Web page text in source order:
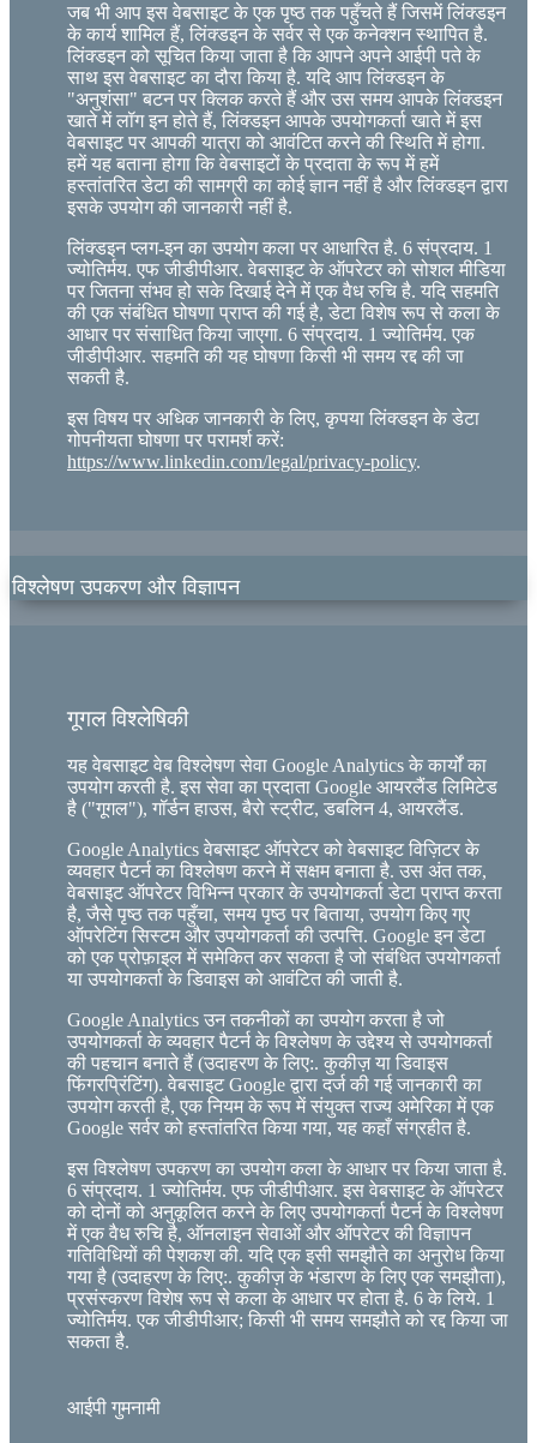
जब भी आप इस वेबसाइट के एक पृष्ठ तक पहुँचते हैं जिसमें लिंक्डइन
के कार्य शामिल हैं, लिंक्डइन के सर्वर से एक कनेक्शन स्थापित है.
लिंक्डइन को सूचित किया जाता है कि आपने अपने आईपी पते के
साथ इस वेबसाइट का दौरा किया है. यदि आप लिंक्डइन के
"अनुशंसा" बटन पर क्लिक करते हैं और उस समय आपके लिंक्डइन
खाते में लॉग इन होते हैं, लिंक्डइन आपके उपयोगकर्ता खाते में इस
वेबसाइट पर आपकी यात्रा को आवंटित करने की स्थिति में होगा.
हमें यह बताना होगा कि वेबसाइटों के प्रदाता के रूप में हमें
हस्तांतरित डेटा की सामग्री का कोई ज्ञान नहीं है और लिंक्डइन द्वारा
इसके उपयोग की जानकारी नहीं है.
लिंक्डइन प्लग-इन का उपयोग कला पर आधारित है. 6 संप्रदाय. 1
ज्योतिर्मय. एफ जीडीपीआर. वेबसाइट के ऑपरेटर को सोशल मीडिया
पर जितना संभव हो सके दिखाई देने में एक वैध रुचि है. यदि सहमति
की एक संबंधित घोषणा प्राप्त की गई है, डेटा विशेष रूप से कला के
आधार पर संसाधित किया जाएगा. 6 संप्रदाय. 1 ज्योतिर्मय. एक
जीडीपीआर. सहमति की यह घोषणा किसी भी समय रद्द की जा
सकती है.
इस विषय पर अधिक जानकारी के लिए, कृपया लिंक्डइन के डेटा
गोपनीयता घोषणा पर परामर्श करें:
https://www.linkedin.com/legal/privacy-policy.
विश्लेषण उपकरण और विज्ञापन
गूगल विश्लेषिकी
यह वेबसाइट वेब विश्लेषण सेवा Google Analytics के कार्यों का
उपयोग करती है. इस सेवा का प्रदाता Google आयरलैंड लिमिटेड
है ("गूगल"), गॉर्डन हाउस, बैरो स्ट्रीट, डबलिन 4, आयरलैंड.
Google Analytics वेबसाइट ऑपरेटर को वेबसाइट विज़िटर के
व्यवहार पैटर्न का विश्लेषण करने में सक्षम बनाता है. उस अंत तक,
वेबसाइट ऑपरेटर विभिन्न प्रकार के उपयोगकर्ता डेटा प्राप्त करता
है, जैसे पृष्ठ तक पहुँचा, समय पृष्ठ पर बिताया, उपयोग किए गए
ऑपरेटिंग सिस्टम और उपयोगकर्ता की उत्पत्ति. Google इन डेटा
को एक प्रोफ़ाइल में समेकित कर सकता है जो संबंधित उपयोगकर्ता
या उपयोगकर्ता के डिवाइस को आवंटित की जाती है.
Google Analytics उन तकनीकों का उपयोग करता है जो
उपयोगकर्ता के व्यवहार पैटर्न के विश्लेषण के उद्देश्य से उपयोगकर्ता
की पहचान बनाते हैं (उदाहरण के लिए:. कुकीज़ या डिवाइस
फिंगरप्रिंटिंग). वेबसाइट Google द्वारा दर्ज की गई जानकारी का
उपयोग करती है, एक नियम के रूप में संयुक्त राज्य अमेरिका में एक
Google सर्वर को हस्तांतरित किया गया, यह कहाँ संग्रहीत है.
इस विश्लेषण उपकरण का उपयोग कला के आधार पर किया जाता है.
6 संप्रदाय. 1 ज्योतिर्मय. एफ जीडीपीआर. इस वेबसाइट के ऑपरेटर
को दोनों को अनुकूलित करने के लिए उपयोगकर्ता पैटर्न के विश्लेषण
में एक वैध रुचि है, ऑनलाइन सेवाओं और ऑपरेटर की विज्ञापन
गतिविधियों की पेशकश की. यदि एक इसी समझौते का अनुरोध किया
गया है (उदाहरण के लिए:. कुकीज़ के भंडारण के लिए एक समझौता),
प्रसंस्करण विशेष रूप से कला के आधार पर होता है. 6 के लिये. 1
ज्योतिर्मय. एक जीडीपीआर; किसी भी समय समझौते को रद्द किया जा
सकता है.
आईपी ​​गुमनामी